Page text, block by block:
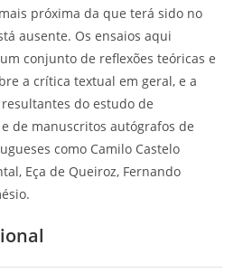
próxima da que terá sido no
ausente. Os ensaios aqui
conjunto de reflexões teóricas e
a crítica textual em geral, e a
do estudo de
de manuscritos autógrafos de
como Camilo Castelo
Eça de Queiroz, Fernando